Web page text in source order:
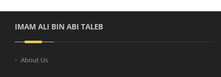
IMAM ALI BIN ABI TALEB
About Us